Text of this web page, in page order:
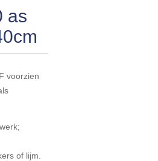
as
voorzien
of lijm.